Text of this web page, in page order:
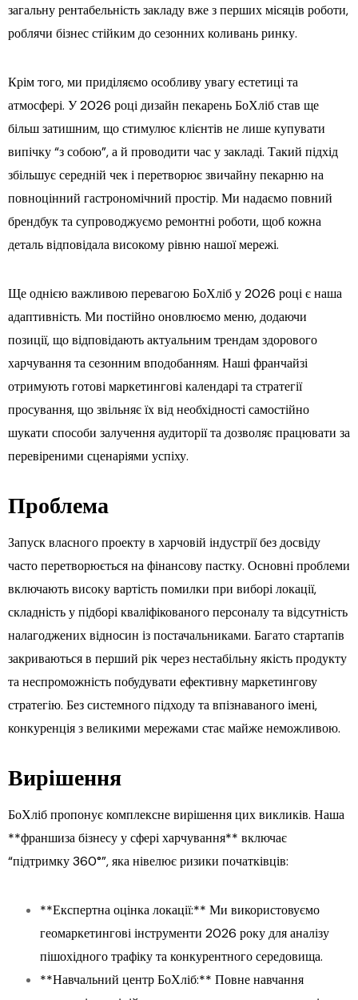
загальну рентабельність закладу вже з перших місяців роботи,
роблячи бізнес стійким до сезонних коливань ринку.
Крім того, ми приділяємо особливу увагу естетиці та
атмосфері. У 2026 році дизайн пекарень БоХліб став ще
більш затишним, що стимулює клієнтів не лише купувати
випічку “з собою”, а й проводити час у закладі. Такий підхід
збільшує середній чек і перетворює звичайну пекарню на
повноцінний гастрономічний простір. Ми надаємо повний
брендбук та супроводжуємо ремонтні роботи, щоб кожна
деталь відповідала високому рівню нашої мережі.
Ще однією важливою перевагою БоХліб у 2026 році є наша
адаптивність. Ми постійно оновлюємо меню, додаючи
позиції, що відповідають актуальним трендам здорового
харчування та сезонним вподобанням. Наші франчайзі
отримують готові маркетингові календарі та стратегії
просування, що звільняє їх від необхідності самостійно
шукати способи залучення аудиторії та дозволяє працювати за
перевіреними сценаріями успіху.
Проблема
Запуск власного проекту в харчовій індустрії без досвіду
часто перетворюється на фінансову пастку. Основні проблеми
включають високу вартість помилки при виборі локації,
складність у підборі кваліфікованого персоналу та відсутність
налагоджених відносин із постачальниками. Багато стартапів
закриваються в перший рік через нестабільну якість продукту
та неспроможність побудувати ефективну маркетингову
стратегію. Без системного підходу та впізнаваного імені,
конкуренція з великими мережами стає майже неможливою.
Вирішення
БоХліб пропонує комплексне вирішення цих викликів. Наша
**франшиза бізнесу у сфері харчування** включає
“підтримку 360°”, яка нівелює ризики початківців:
**Експертна оцінка локації:** Ми використовуємо
геомаркетингові інструменти 2026 року для аналізу
пішохідного трафіку та конкурентного середовища.
**Навчальний центр БоХліб:** Повне навчання